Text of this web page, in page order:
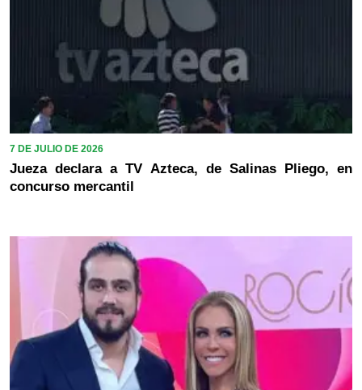
7 DE JULIO DE 2026
Jueza declara a TV Azteca, de Salinas Pliego, en
concurso mercantil